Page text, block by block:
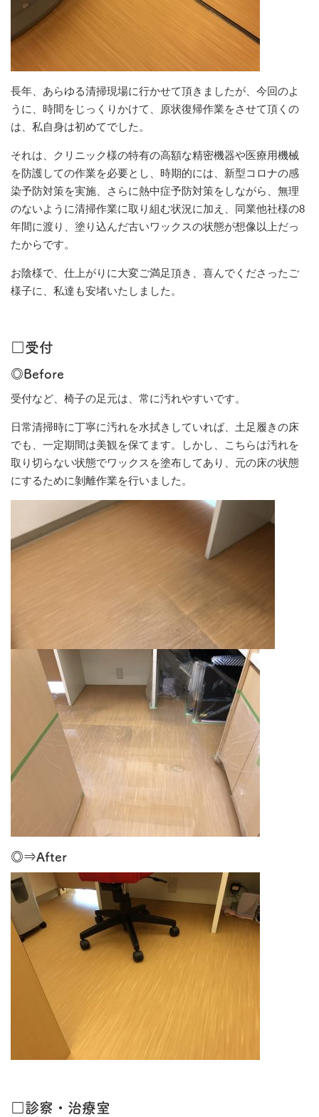
長年、あらゆる清掃現場に行かせて頂きましたが、今回のよ
うに、時間をじっくりかけて、原状復帰作業をさせて頂くの
は、私自身は初めてでした。
それは、クリニック様の特有の高額な精密機器や医療用機械
を防護しての作業を必要とし、時期的には、新型コロナの感
染予防対策を実施、さらに熱中症予防対策をしながら、無理
のないように清掃作業に取り組む状況に加え、同業他社様の8
年間に渡り、塗り込んだ古いワックスの状態が想像以上だっ
たからです。
お陰様で、仕上がりに大変ご満足頂き、喜んでくださったご
様子に、私達も安堵いたしました。
□受付
◎Before
受付など、椅子の足元は、常に汚れやすいです。
日常清掃時に丁寧に汚れを水拭きしていれば、土足履きの床
でも、一定期間は美観を保てます。しかし、こちらは汚れを
取り切らない状態でワックスを塗布してあり、元の床の状態
にするために剝離作業を行いました。
◎⇒After
□診察・治療室